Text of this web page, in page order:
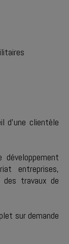
d'une clientèle
entreprises,
des travaux de
sur demande